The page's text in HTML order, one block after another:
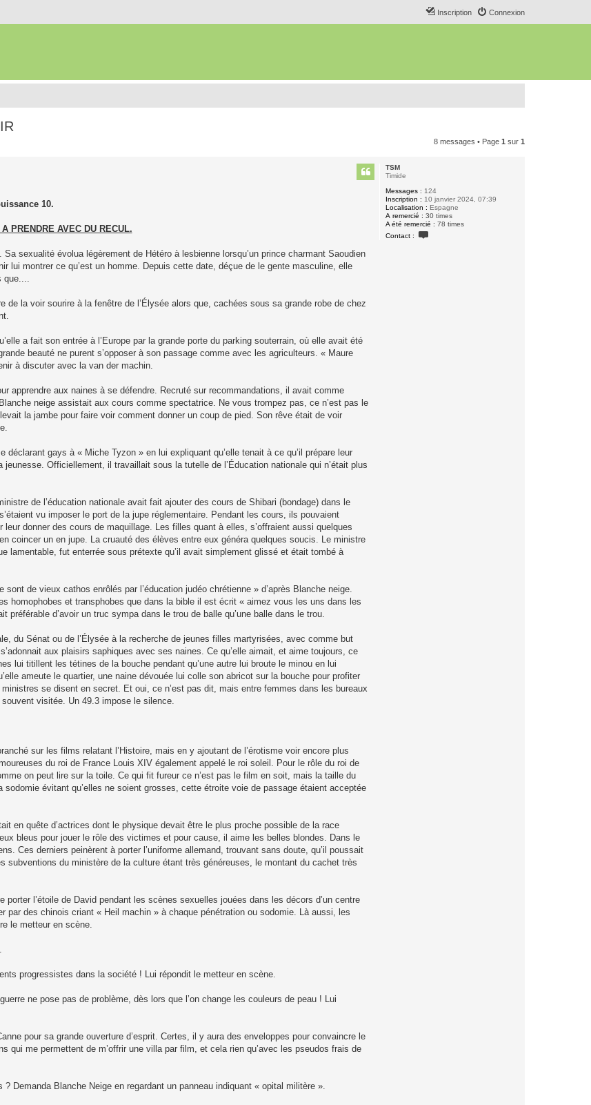
Connexion
Inscription
8 messages • Page 1 sur 1
TSM
Timide
Messages : 124
Inscription : 10 janvier 2024, 07:39
Localisation : Espagne
A remercié : 30 times
A été remercié : 78 times
Contact :
10.
A PRENDRE AVEC DU RECUL.
sexualité évolua légèrement de Hétéro à lesbienne lorsqu’un prince charmant Saoudien
lui montrer ce qu’est un homme. Depuis cette date, déçue de le gente masculine, elle
que....
de la voir sourire à la fenêtre de l’Élysée alors que, cachées sous sa grande robe de chez
a fait son entrée à l’Europe par la grande porte du parking souterrain, où elle avait été
beauté ne purent s’opposer à son passage comme avec les agriculteurs. « Maure
à discuter avec la van der machin.
apprendre aux naines à se défendre. Recruté sur recommandations, il avait comme
neige assistait aux cours comme spectatrice. Ne vous trompez pas, ce n’est pas le
la jambe pour faire voir comment donner un coup de pied. Son rêve était de voir
gays à « Miche Tyzon » en lui expliquant qu’elle tenait à ce qu’il prépare leur
Officiellement, il travaillait sous la tutelle de l’Éducation nationale qui n’était plus
de l’éducation nationale avait fait ajouter des cours de Shibari (bondage) dans le
vu imposer le port de la jupe réglementaire. Pendant les cours, ils pouvaient
donner des cours de maquillage. Les filles quant à elles, s’offraient aussi quelques
coincer un en jupe. La cruauté des élèves entre eux généra quelques soucis. Le ministre
lamentable, fut enterrée sous prétexte qu’il avait simplement glissé et était tombé à
de vieux cathos enrôlés par l’éducation judéo chrétienne » d’après Blanche neige.
homophobes et transphobes que dans la bible il est écrit « aimez vous les uns dans les
d’avoir un truc sympa dans le trou de balle qu’une balle dans le trou.
du Sénat ou de l’Élysée à la recherche de jeunes filles martyrisées, avec comme but
aux plaisirs saphiques avec ses naines. Ce qu’elle aimait, et aime toujours, ce
lui titillent les tétines de la bouche pendant qu’une autre lui broute le minou en lui
ameute le quartier, une naine dévouée lui colle son abricot sur la bouche pour profiter
se disent en secret. Et oui, ce n’est pas dit, mais entre femmes dans les bureaux
visitée. Un 49.3 impose le silence.
sur les films relatant l’Histoire, mais en y ajoutant de l’érotisme voir encore plus
du roi de France Louis XIV également appelé le roi soleil. Pour le rôle du roi de
on peut lire sur la toile. Ce qui fit fureur ce n’est pas le film en soit, mais la taille du
évitant qu’elles ne soient grosses, cette étroite voie de passage étaient acceptée
en quête d’actrices dont le physique devait être le plus proche possible de la race
bleus pour jouer le rôle des victimes et pour cause, il aime les belles blondes. Dans le
Ces derniers peinèrent à porter l’uniforme allemand, trouvant sans doute, qu’il poussait
subventions du ministère de la culture étant très généreuses, le montant du cachet très
l’étoile de David pendant les scènes sexuelles jouées dans les décors d’un centre
des chinois criant « Heil machin » à chaque pénétration ou sodomie. Là aussi, les
le metteur en scène.
progressistes dans la société ! Lui répondit le metteur en scène.
ne pose pas de problème, dès lors que l’on change les couleurs de peau ! Lui
pour sa grande ouverture d’esprit. Certes, il y aura des enveloppes pour convaincre le
qui me permettent de m’offrir une villa par film, et cela rien qu’avec les pseudos frais de
Demanda Blanche Neige en regardant un panneau indiquant « opital militère ».